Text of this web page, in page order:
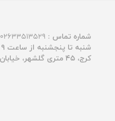
شماره تماس : ۰۲۶۳۳۵۱۳۵۲۹ - ۰۲۶۳۳۵۳۴۳۱۵
شنبه تا پنجشنبه از ساعت ۹ الی ۱۳ و ۱۶:۳۰ الی ۲۰:۳۰ پاسخگوی شما عزیزان هستیم.
کرج، ۴۵ متری گلشهر، خیابان کوکب شرقی، عکس و فیلم مکث